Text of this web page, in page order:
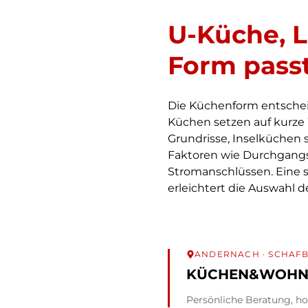
U-Küche,
Form
Die Küchenform
Küchen setzen auf
Grundrisse,
Faktoren wie
Stromanschlüssen.
erleichtert die Auswahl
ANDERNACH ·
Persönliche Beratung,